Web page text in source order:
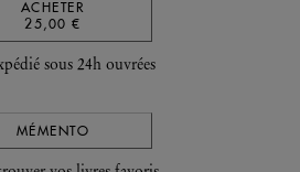
ACHETER
25,00 €
sous 24h ouvrées
MÉMENTO